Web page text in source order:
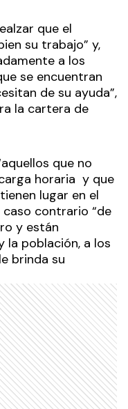
que el
su trabajo” y,
a los
se encuentran
de su ayuda”,
la cartera de
que no
horaria y que
lugar en el
contrario “de
y están
la población, a los
brinda su